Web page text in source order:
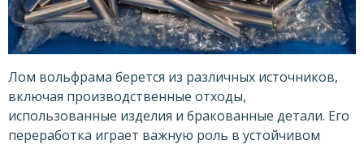
Лом вольфрама берется из различных источников,
включая производственные отходы,
использованные изделия и бракованные детали. Его
переработка играет важную роль в устойчивом